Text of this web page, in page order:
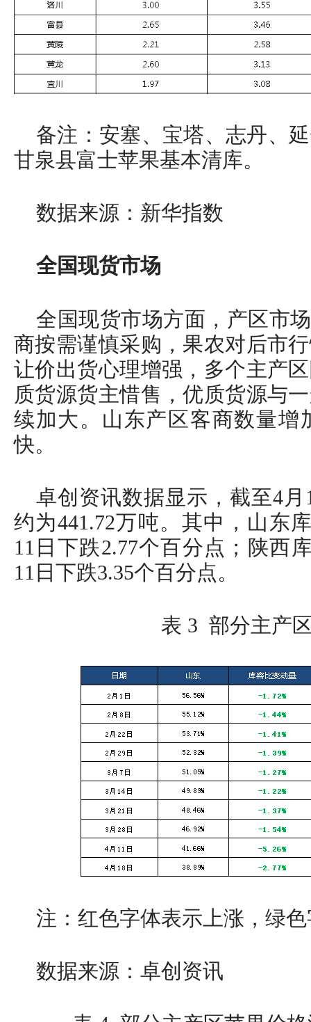
备注：安塞、宝塔、志丹、
甘泉县富士苹果基本清库。
数据来源：新华指数
全国现货市场
全国现货市场方面，产区市
商按需谨慎采购，果农对后市
让价出货心理增强，多个主产
质货源货主惜售，优质货源与
续加大。山东产区客商数量增
快。
卓创资讯数据显示，截至4
约为441.72万吨。其中，山东
11日下跌2.77个百分点；陕西
11日下跌3.35个百分点。
表 3 部分主产
注：红色字体表示上涨，绿
数据来源：卓创资讯